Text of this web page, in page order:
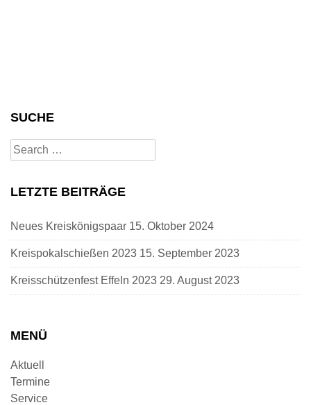
SUCHE
Search
for:
LETZTE BEITRÄGE
Neues Kreiskönigspaar 15. Oktober 2024
Kreispokalschießen 2023 15. September 2023
Kreisschützenfest Effeln 2023 29. August 2023
MENÜ
Aktuell
Termine
Service